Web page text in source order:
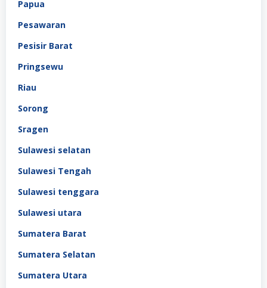
Papua
Pesawaran
Pesisir Barat
Pringsewu
Riau
Sorong
Sragen
Sulawesi selatan
Sulawesi Tengah
Sulawesi tenggara
Sulawesi utara
Sumatera Barat
Sumatera Selatan
Sumatera Utara